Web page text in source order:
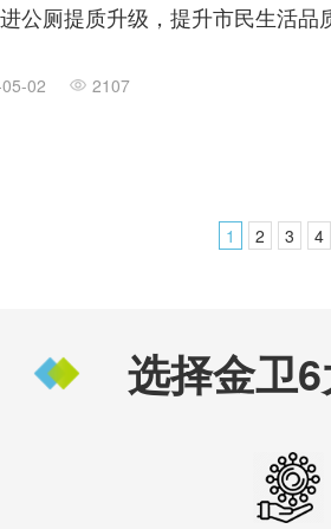
公厕提质升级，提升市民生活品
02 2107
1 2 3 4
选择金卫